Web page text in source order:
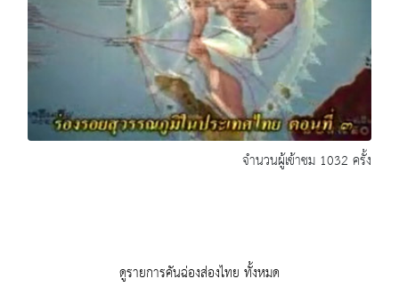
จำนวนผู้เข้าชม 1032 ครั้ง
ดูรายการคันฉ่องส่องไทย ทั้งหมด